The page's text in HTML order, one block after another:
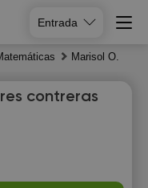
Entrada
Marisol O.
contreras